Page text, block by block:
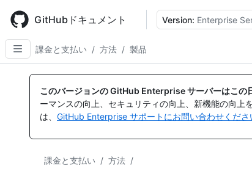
main
content
GitHubドキュメント Version: Enterprise
課金と支払い / 方法 / 製品
このバージョンの GitHub Enterprise サーバーはこの
ーマンスの向上、セキュリティの向上、新機能の向上
は、 GitHub Enterprise サポートにお問い合わせくださ
課金と支払い / 方法 /